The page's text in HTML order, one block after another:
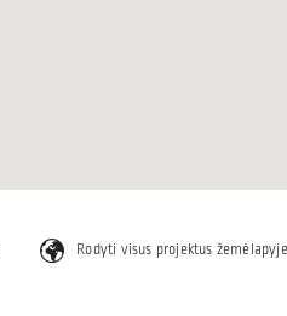
Rodyti visus projektus žemėlapyje